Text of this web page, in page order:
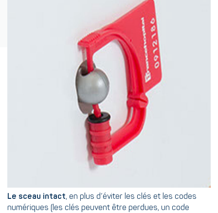
Le sceau intact, en plus d’éviter les clés et les codes
numériques (les clés peuvent être perdues, un code